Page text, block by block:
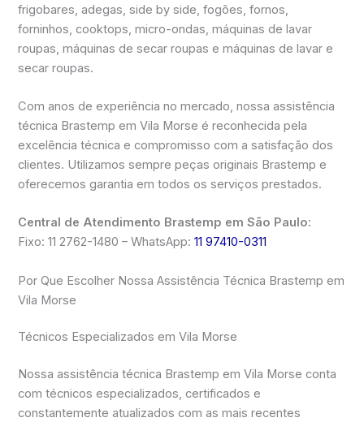
frigobares, adegas, side by side, fogões, fornos,
forninhos, cooktops, micro-ondas, máquinas de lavar
roupas, máquinas de secar roupas e máquinas de lavar e
secar roupas.
Com anos de experiência no mercado, nossa assistência
técnica Brastemp em Vila Morse é reconhecida pela
excelência técnica e compromisso com a satisfação dos
clientes. Utilizamos sempre peças originais Brastemp e
oferecemos garantia em todos os serviços prestados.
Central de Atendimento Brastemp em São Paulo:
Fixo: 11 2762-1480 – WhatsApp:11 97410-0311
Por Que Escolher Nossa Assistência Técnica Brastemp em
Vila Morse
Técnicos Especializados em Vila Morse
Nossa assistência técnica Brastemp em Vila Morse conta
com técnicos especializados, certificados e
constantemente atualizados com as mais recentes